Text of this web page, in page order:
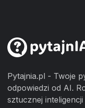
Pytajnia.pl - Twoje
odpowiedzi od AI.
sztucznej